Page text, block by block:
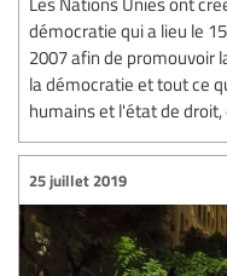
démocratie qui a lieu le
2007 afin de promouvoir
la démocratie et tout ce
humains et l'état de
25 juillet 2019